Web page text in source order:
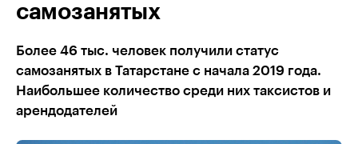
самозанятых
Более 46 тыс. человек получили статус
самозанятых в Татарстане с начала 2019 года.
Наибольшее количество среди них таксистов и
арендодателей